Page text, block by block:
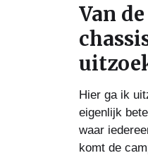
Van
Hier ga ik
eigenlijk
waar
komt de